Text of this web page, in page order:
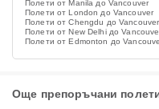
Полети от Manila до Vancouver
Полети от London до Vancouver
Полети от Chengdu до Vancouver
Полети от New Delhi до
Полети от Edmonton до
Още препоръчани